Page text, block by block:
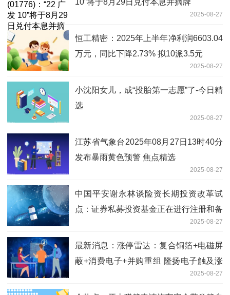
2025-08-27
恒工精密：2025年上半年净利润6603.04
万元，同比下降2.73% 拟10派3.5元
2025-08-27
小沈阳女儿，成“投胎第一志愿”了-今日精
选
2025-08-27
江苏省气象台2025年08月27日13时40分
发布暴雨黄色预警 焦点精选
2025-08-27
中国平安谢永林谈险资长期投资改革试
点：证券私募投资基金正在进行注册和备
2025-08-27
最新消息：涨停雷达：复合铜箔+电磁屏
蔽+消费电子+并购重组 隆扬电子触及涨
2025-08-27